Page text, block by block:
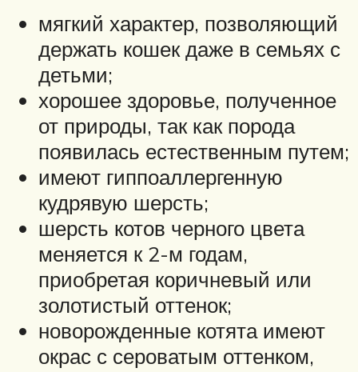
мягкий характер, позволяющий
держать кошек даже в семьях с
детьми;
хорошее здоровье, полученное
от природы, так как порода
появилась естественным путем;
имеют гиппоаллергенную
кудрявую шерсть;
шерсть котов черного цвета
меняется к 2-м годам,
приобретая коричневый или
золотистый оттенок;
новорожденные котята имеют
окрас с сероватым оттенком,